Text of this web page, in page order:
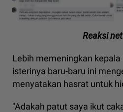
Reaksi
Lebih memeningkan kepala
isterinya baru-baru ini
menyatakan hasrat untuk
"Adakah patut saya ikut